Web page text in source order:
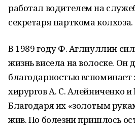
работал водителем на
секретаря парткома колхоза.
В 1989 году Ф. Аглиуллин
жизнь висела на волоске. Он
благодарностью
хирургов А. С. Алейниченко и
Благодаря их «золотым
жив. По болезни пришлось